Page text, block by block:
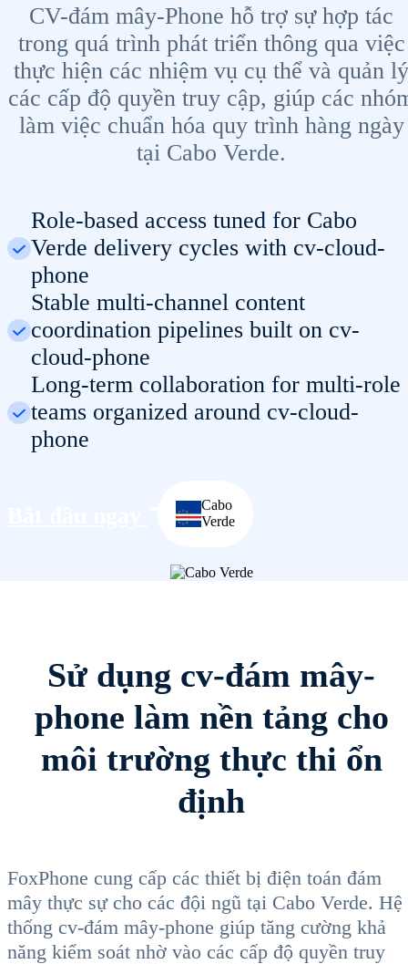
CV-đám mây-Phone hỗ trợ sự hợp tác
trong quá trình phát triển thông qua việc
thực hiện các nhiệm vụ cụ thể và quản lý
các cấp độ quyền truy cập, giúp các
làm việc chuẩn hóa quy trình hàng ngày
tại Cabo Verde.
Role-based access tuned for Cabo
Verde delivery cycles with cv-cloud-
phone
Stable multi-channel content
coordination pipelines built on cv-
cloud-phone
Long-term collaboration for multi-role
teams organized around cv-cloud-
phone
Cabo
Verde
Sử dụng cv-đám mây-
phone làm nền tảng cho
môi trường thực thi ổn
định
FoxPhone cung cấp các thiết bị điện toán đám
mây thực sự cho các đội ngũ tại Cabo Verde. Hệ
thống cv-đám mây-phone giúp tăng cường khả
năng kiểm soát nhờ vào các cấp độ quyền truy